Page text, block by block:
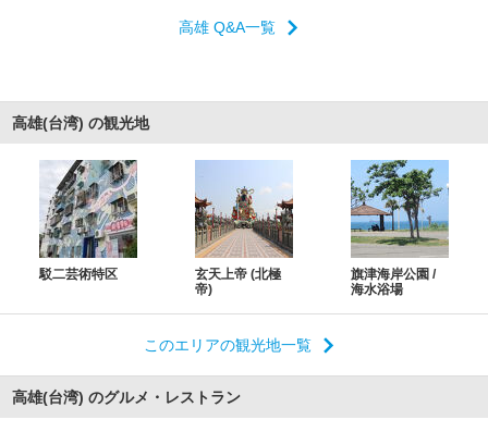
高雄 Q&A一覧
高雄(台湾) の観光地
駁二芸術特区
玄天上帝 (北極
帝)
旗津海岸公園 /
海水浴場
このエリアの観光地一覧
高雄(台湾) のグルメ・レストラン